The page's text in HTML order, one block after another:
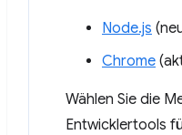
Node.js
Chrome
Wählen Sie die
Entwicklertools